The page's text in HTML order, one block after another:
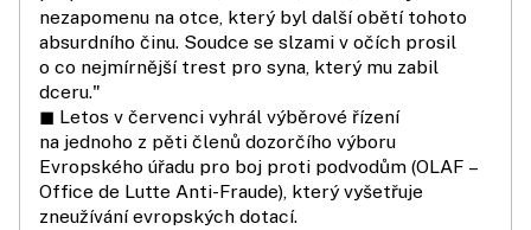
nezapomenu na otce, který byl další obětí tohoto
absurdního činu. Soudce se slzami v očích prosil
o co nejmírnější trest pro syna, který mu zabil
dceru."
◼ Letos v červenci vyhrál výběrové řízení
na jednoho z pěti členů dozorčího výboru
Evropského úřadu pro boj proti podvodům (OLAF –
Office de Lutte Anti-Fraude), který vyšetřuje
zneužívání evropských dotací.